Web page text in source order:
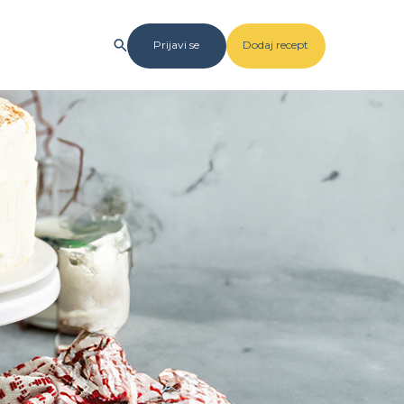
Prijavi se Dodaj recept